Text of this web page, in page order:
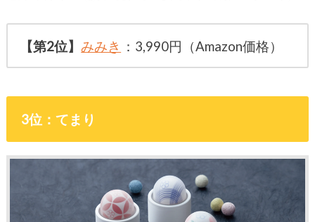
【第2位】みみき ：3,990円（Amazon価格）
3位：てまり